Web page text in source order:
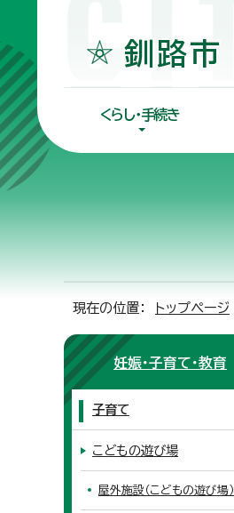
くらし・手続き
現在の位置： トップページ
妊娠・子育て・教育
子育て
こどもの遊び場
屋外施設（こどもの遊び場）